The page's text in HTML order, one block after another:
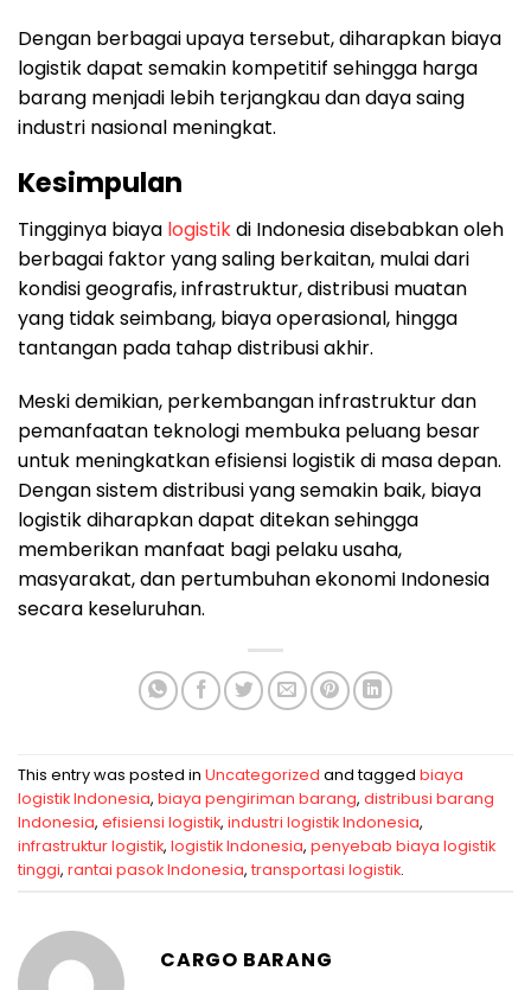
Dengan berbagai upaya tersebut, diharapkan biaya
logistik dapat semakin kompetitif sehingga harga
barang menjadi lebih terjangkau dan daya saing
industri nasional meningkat.
Kesimpulan
Tingginya biaya logistikdi Indonesia disebabkan oleh
berbagai faktor yang saling berkaitan, mulai dari
kondisi geografis, infrastruktur, distribusi muatan
yang tidak seimbang, biaya operasional, hingga
tantangan pada tahap distribusi akhir.
Meski demikian, perkembangan infrastruktur dan
pemanfaatan teknologi membuka peluang besar
untuk meningkatkan efisiensi logistik di masa depan.
Dengan sistem distribusi yang semakin baik, biaya
logistik diharapkan dapat ditekan sehingga
memberikan manfaat bagi pelaku usaha,
masyarakat, dan pertumbuhan ekonomi Indonesia
secara keseluruhan.
This entry was posted in Uncategorized and tagged biaya
logistik Indonesia, biaya pengiriman barang, distribusi barang
Indonesia, efisiensi logistik, industri logistik Indonesia,
infrastruktur logistik, logistik Indonesia, penyebab biaya logistik
tinggi, rantai pasok Indonesia, transportasi logistik.
CARGO BARANG